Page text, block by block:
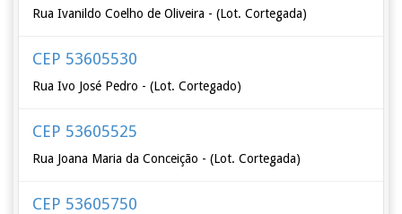
Rua Ivanildo Coelho de Oliveira - (Lot. Cortegada)
CEP 53605530
Rua Ivo José Pedro - (Lot. Cortegado)
CEP 53605525
Rua Joana Maria da Conceição - (Lot. Cortegada)
CEP 53605750